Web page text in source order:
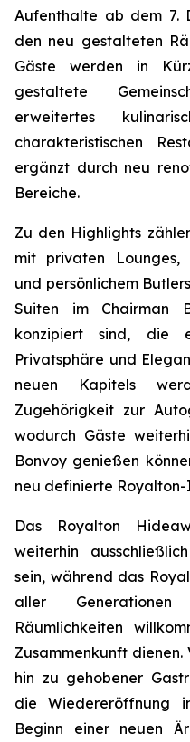
Aufenthalte ab dem 7.
den neu gestalteten
Gäste werden in
gestaltete
erweitertes
charakteristischen
ergänzt durch neu
Bereiche.
Zu den Highlights
mit privaten Lounges,
und persönlichem
Suiten im Chairman
konzipiert sind, die
Privatsphäre und
neuen Kapitels
Zugehörigkeit zur
wodurch Gäste
Bonvoy genießen
neu definierte
Das Royalton
weiterhin
sein, während das
aller
Räumlichkeiten
Zusammenkunft
hin zu gehobener
die Wiedereröffnung
Beginn einer neuen